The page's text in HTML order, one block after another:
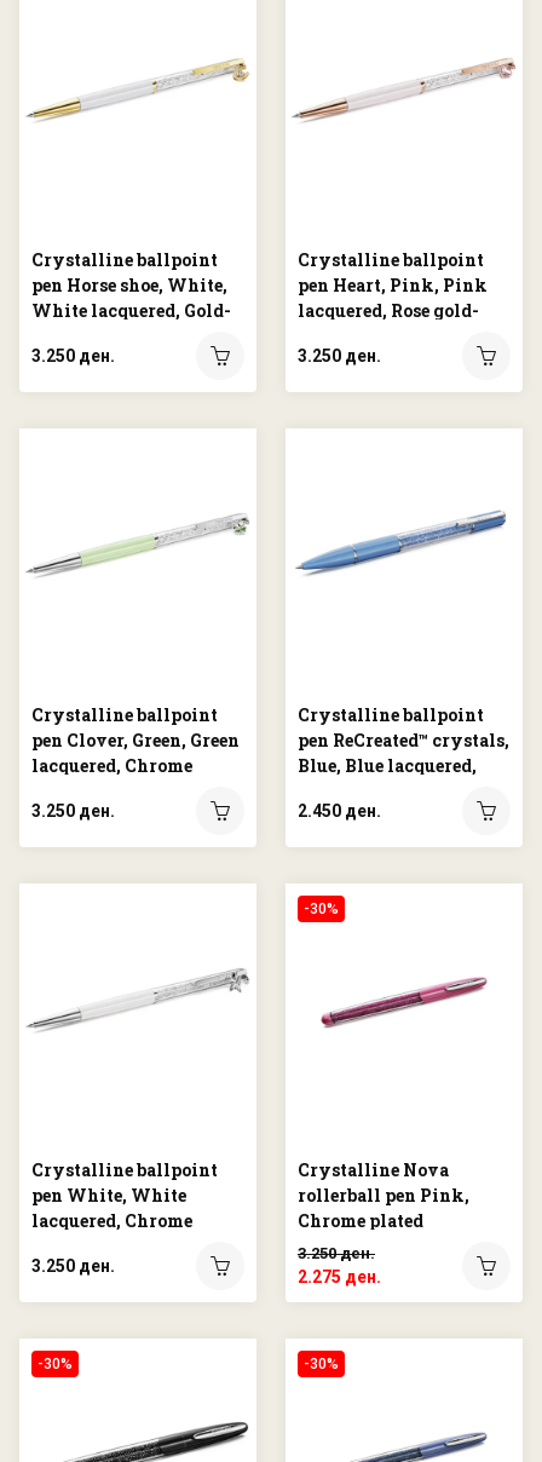
Crystalline ballpoint
pen Horse shoe, White,
White lacquered, Gold-
3.250 ден.
Crystalline ballpoint
pen Heart, Pink, Pink
lacquered, Rose gold-
3.250 ден.
Crystalline ballpoint
pen Clover, Green, Green
lacquered, Chrome
3.250 ден.
Crystalline ballpoint
pen ReCreated™ crystals,
Blue, Blue lacquered,
2.450 ден.
Crystalline ballpoint
pen White, White
lacquered, Chrome
3.250 ден.
-30%
Crystalline Nova
rollerball pen Pink,
Chrome plated
3.250 ден.
2.275 ден.
-30% -30%